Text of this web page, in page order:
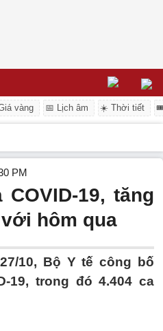
vàng 📅 Lịch âm ☀️ Thời tiết
PM
COVID-19, tăng
hôm qua
10, Bộ Y tế công bố
19, trong đó 4.404 ca